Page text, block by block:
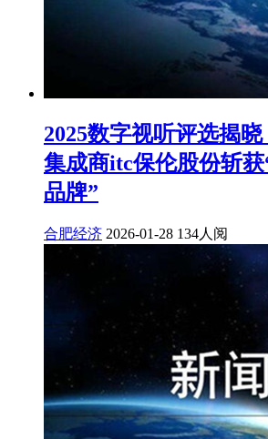
2025数字视听评选揭
集成商itc保伦股份斩
品牌”
合肥经济 2026-01-28 134人阅